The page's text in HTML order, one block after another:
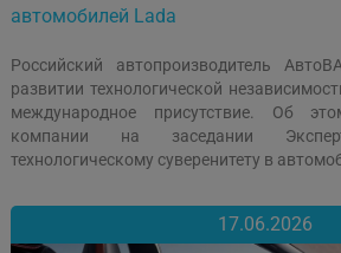
автомобилей Lada
Российский автопроизводитель
развитии технологической
международное присутствие. Об
компании на заседании
технологическому суверенитету в
17.06.2026